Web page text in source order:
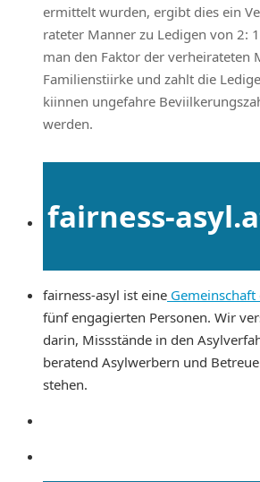
ermittelt wurden, ergibt dies ein
rateter Manner zu Ledigen von 2:
man den Faktor der verheirateten
Familienstiirke und zahlt die
kiinnen ungefahre
werden.
fairness-
fairness-asyl ist eine
fünf engagierten Personen. Wir
darin, Missstände in den
beratend Asylwerbern und
stehen.